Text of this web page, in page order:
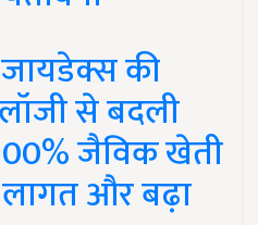
की
से बदली
जैविक खेती
और बढ़ा